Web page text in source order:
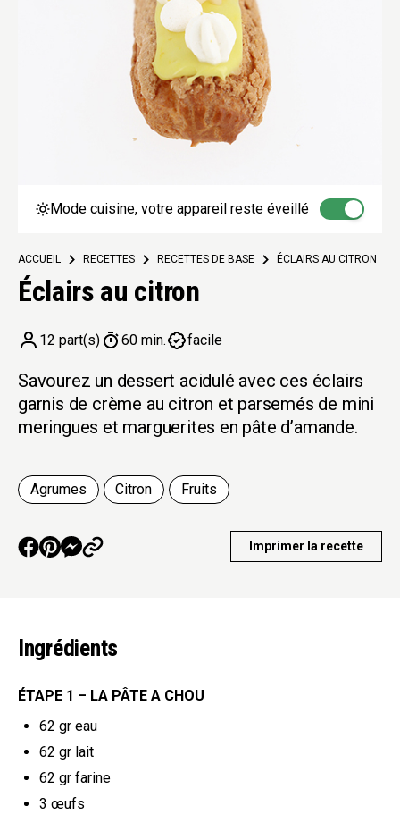
Mode cuisine, votre appareil reste éveillé
ACCUEIL > RECETTES > RECETTES DE BASE > ÉCLAIRS AU CITRON
Éclairs au citron
12 part(s) 60 min. facile
Savourez un dessert acidulé avec ces éclairs
garnis de crème au citron et parsemés de mini
meringues et marguerites en pâte d’amande.
Agrumes Citron Fruits
Imprimer la recette
Ingrédients
ÉTAPE 1 – LA PÂTE A CHOU
62 gr eau
62 gr lait
62 gr farine
3 œufs